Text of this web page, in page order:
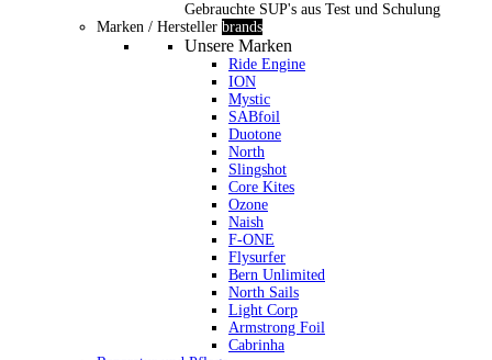
Gebrauchte SUP's aus Test und Schulung
Marken / Hersteller brands
Unsere Marken
Ride Engine
ION
Mystic
SABfoil
Duotone
North
Slingshot
Core Kites
Ozone
Naish
F-ONE
Flysurfer
Bern Unlimited
North Sails
Light Corp
Armstrong Foil
Cabrinha